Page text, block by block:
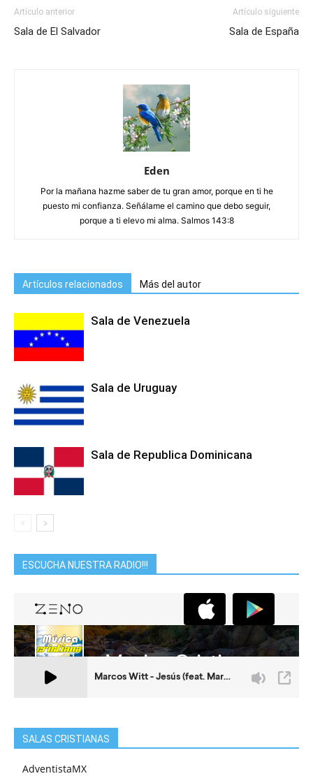
Artículo anterior
Sala de El Salvador
Artículo siguiente
Sala de España
Eden
Por la mañana hazme saber de tu gran amor, porque en ti he
puesto mi confianza. Señálame el camino que debo seguir,
porque a ti elevo mi alma. Salmos 143:8
Artículos relacionados Más del autor
Sala de Venezuela
Sala de Uruguay
Sala de Republica Dominicana
ESCUCHA NUESTRA RADIO!!!
SALAS CRISTIANAS
AdventistaMX